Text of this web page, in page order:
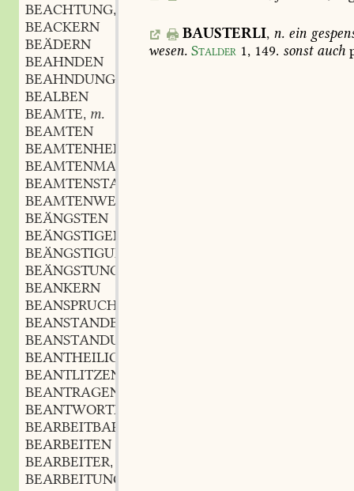
BEACHTUNG,
BEACKERN
BEÄDERN
BEAHNDEN
BEAHNDUNG
BEALBEN
BEAMTE, m.
BEAMTEN
BEAMTENHERSCHAFT
BEAMTENMASSE
BEAMTENSTAND
BEAMTENWELT
BEÄNGSTEN
BEÄNGSTIGEN
BEÄNGSTIGUNG
BEÄNGSTUNG
BEANKERN
BEANSPRUCHEN
BEANSTANDEN
BEANSTANDUNG
BEANTHEILIGEN
BEANTLITZEN
BEANTRAGEN
BEANTWORTEN
BEARBEITBAR
BEARBEITEN
BEARBEITER,
BEARBEITUNG
BAUSTERLI, n. ein
wesen. Stalder 1, 149. sonstauch